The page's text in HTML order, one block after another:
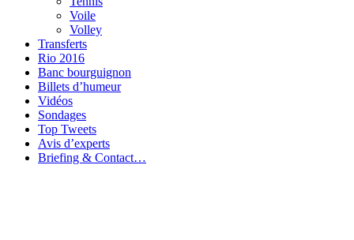
Voile
Volley
Transferts
Rio 2016
Banc bourguignon
Billets d’humeur
Vidéos
Sondages
Top Tweets
Avis d’experts
Briefing & Contact…